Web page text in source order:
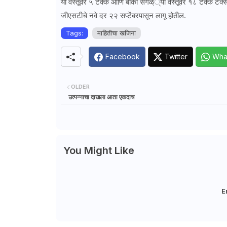
जीएसटीचे नवे दर २२ सप्टेंबरपासून लागू होतील.
Tags: माहितीचा खजिना
Facebook Twitter
OLDER
उत्पन्नाचा दाखला आता एकदाच
You Might Like